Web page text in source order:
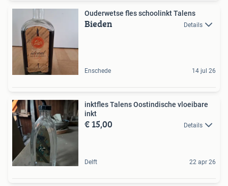
Ouderwetse fles schoolinkt Talens
Bieden Details
Enschede 14 jul 26
inktfles Talens Oostindische vloeibare
inkt
€ 15,00 Details
Delft 22 apr 26